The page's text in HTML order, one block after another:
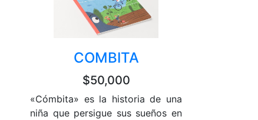
COMBITA
$50,000
«Cómbita» es la historia de una
niña que persigue sus sueños en